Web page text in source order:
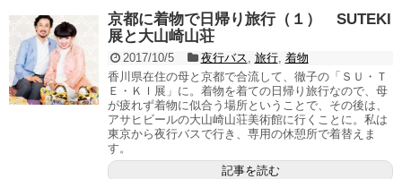
京都に着物で日帰り旅行（１） SUTEKI
展と大山崎山荘
2017/10/5 夜行バス 旅行, 着物
香川県在住の母と京都で合流して、徹子の「ＳＵ・Ｔ
Ｅ・ＫＩ展」に。着物を着ての日帰り旅行なので、母
が疲れず着物に似合う場所ということで、その後は、
アサヒビールの大山崎山荘美術館に行くことに。私は
東京から夜行バスで行き、専用の休憩所で着替えま
す。
記事を読む